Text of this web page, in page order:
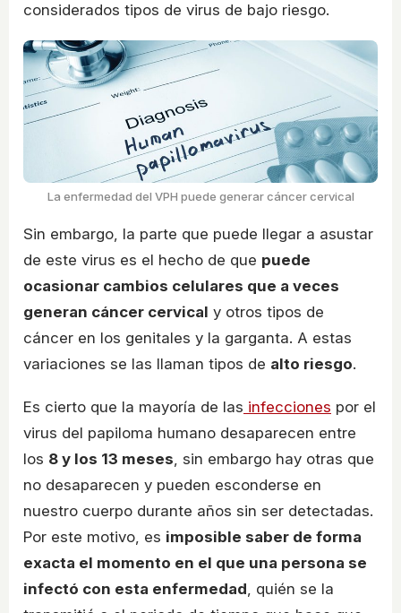
considerados tipos de virus de bajo riesgo.
La enfermedad del VPH puede generar cáncer cervical
Sin embargo, la parte que puede llegar a asustar
de este virus es el hecho de que puede
ocasionar cambios celulares que a veces
generan cáncer cervical y otros tipos de
cáncer en los genitales y la garganta. A estas
variaciones se las llaman tipos de alto riesgo.
Es cierto que la mayoría de las infecciones por el
virus del papiloma humano desaparecen entre
los 8 y los 13 meses , sin embargo hay otras que
no desaparecen y pueden esconderse en
nuestro cuerpo durante años sin ser detectadas.
Por este motivo, es imposible saber de forma
exacta el momento en el que una persona se
infectó con esta enfermedad , quién se la